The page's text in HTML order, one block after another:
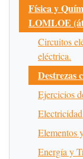
Física y
LOMLOE
Circuitos
eléctrica.
Destrezas
Ejercicios
Elementos
Energía y